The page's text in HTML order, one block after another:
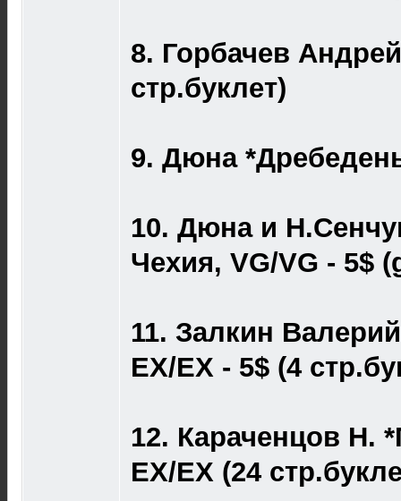
8. Горбачев
стр.буклет)
9. Дюна
10. Дюна и
Чехия, VG/VG - 5$
11. Залкин
EX/EX - 5$ (4
12. Караченцов Н.
EX/EX (24